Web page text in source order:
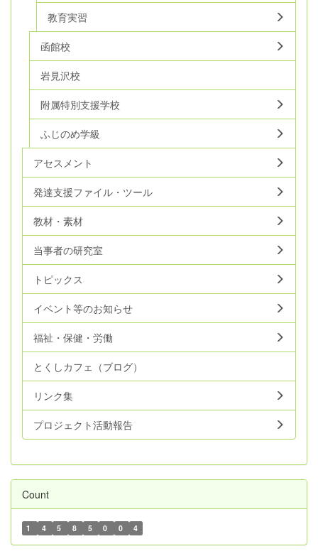
教育実習
函館校
岩見沢校
附属特別支援学校
ふじのめ学級
アセスメント
発達支援ファイル・ツール
教材・素材
当事者の研究室
トピックス
イベント等のお知らせ
福祉・保健・労働
とくしカフェ（ブログ）
リンク集
プロジェクト活動報告
Count
1 4 5 8 5 0 0 4